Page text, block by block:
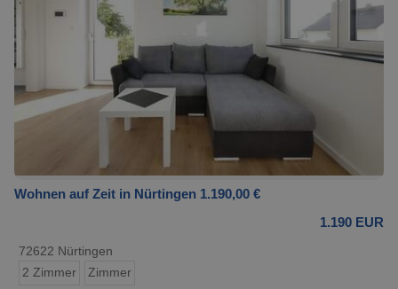
Wohnen auf Zeit in Nürtingen 1.190,00 €
1.190 EUR
72622 Nürtingen
2 Zimmer
Zimmer